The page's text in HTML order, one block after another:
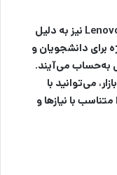
از سوی دیگر، Acer Aspire 5 و Lenovo IdeaPad 3 نیز به دلیل
برای دانشجویان و
به‌حساب می‌آیند.
می‌توانید با
با نیازها و